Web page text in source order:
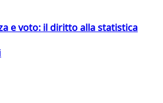
e voto: il diritto alla statistica